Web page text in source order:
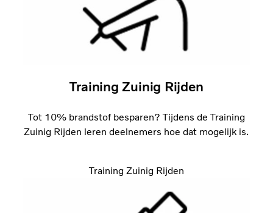
Training Zuinig Rijden
Tot 10% brandstof besparen? Tijdens de Training
Zuinig Rijden leren deelnemers hoe dat mogelijk is.
Training Zuinig Rijden